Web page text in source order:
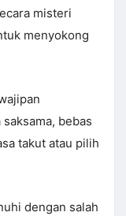
misteri
menyokong
bebas
takut atau pilih
dengan salah